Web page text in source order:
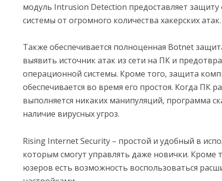
модуль Intrusion Detection предоставляет
системы от огромного количества хакерских атак.
Также обеспечивается полноценная Botnet
выявить источник атак из сети на ПК и
операционной системы. Кроме того, защита
обеспечивается во время его простоя. Когда ПК
выполняется никаких манипуляций, программа
наличие вирусных угроз.
Rising Internet Security – простой и удобный в
которым смогут управлять даже новички. Кроме
юзеров есть возможность воспользоваться